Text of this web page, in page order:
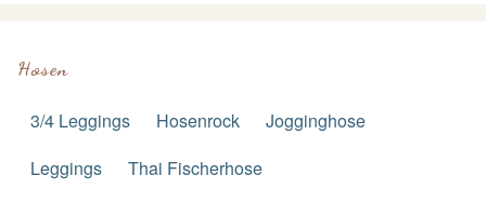
Hosen
3/4 Leggings Hosenrock
Jogginghose
Leggings
Thai Fischerhose